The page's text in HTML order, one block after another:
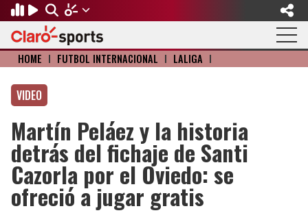
Regresar
FÚTBOL
Fútbol Internacional
Mundial de Clubes
Concachampions
Regresar
MOTOR
Formula 1
NASCAR
Regresar
BÉISBOL
Mexicano
MLB
Regresar
OLÍMPICOS
Olympic Channel
Paris 2024
Gangwon 2024
Regresar
OTROS DEPORTES
Básquetbol
Fútbol Americano
Ciclismo
Regresar
ACTUALIDAD
Música
Cine y TV
Tendencias
HOME I FÚTBOL INTERNACIONAL I LALIGA I
VIDEO
Martín Peláez y la historia
detrás del fichaje de Santi
Cazorla por el Oviedo: se
ofreció a jugar gratis